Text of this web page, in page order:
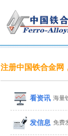
注册中国铁合金网
看资讯 海量
发信息 免费